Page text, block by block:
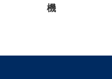
機